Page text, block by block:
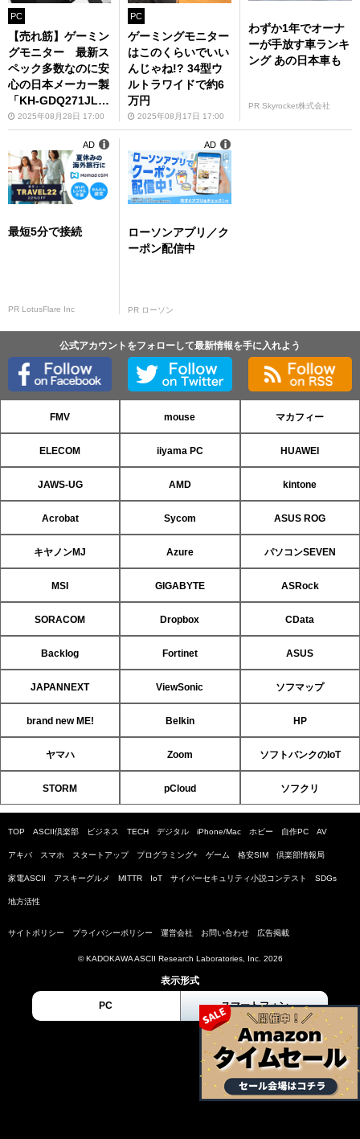
PC
【売れ筋】ゲーミン
グモニター 最新ス
ペック多数なのに安
心の日本メーカー製
「KH-GDQ271JLA
Q」2025年08月28日 17:00
PC
ゲーミングモニター
はこのくらいでいい
んじゃね!? 34型ウ
ルトラワイドで約6
万円
2025年08月17日 17:00
わずか1年でオーナ
ーが手放す車ランキ
ング あの日本車も
PR Skyrocket株式会社
最短5分で接続
PR LotusFlare Inc
AD
ローソンアプリ／ク
ーポン配信中
PR ローソン
AD
公式アカウントをフォローして最新情報を手に入れよう
FMV mouse マカフィー
ELECOM iiyama PC HUAWEI
JAWS-UG AMD kintone
Acrobat Sycom ASUS ROG
キヤノンMJ Azure パソコンSEVEN
MSI GIGABYTE ASRock
SORACOM Dropbox CData
Backlog Fortinet ASUS
JAPANNEXT ViewSonic ソフマップ
brand new ME! Belkin HP
ヤマハ Zoom ソフトバンクのIoT
STORM pCloud ソフクリ
TOP ASCII倶楽部 ビジネス TECH デジタル iPhone/Mac ホビー 自作PC AV
アキバ スマホ スタートアップ プログラミング+ ゲーム 格安SIM 倶楽部情報局
家電ASCII アスキーグルメ MITTR IoT サイバーセキュリティ小説コンテスト SDGs
地方活性
サイトポリシー プライバシーポリシー 運営会社 お問い合わせ 広告掲載
© KADOKAWA ASCII Research Laboratories, Inc. 2026
表示形式
PC スマートフォン